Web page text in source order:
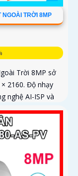
TRỜI 8MP
Trời 8MP sở
2160. Độ nhạy
nghệ AI-ISP và